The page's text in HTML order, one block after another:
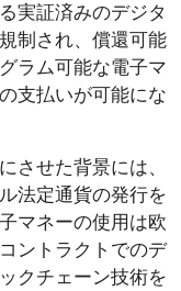
実証済みのデジタ
制され、償還可能
ラム可能な電子マ
支払いが可能にな
させた背景には、
法定通貨の発行を
マネーの使用は欧
ントラクトでのデ
クチェーン技術を